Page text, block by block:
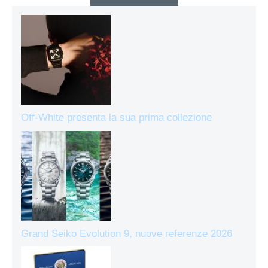
Off-White presenta la sua prima collezione
Grand Seiko Evolution 9, nuove referenze 2026